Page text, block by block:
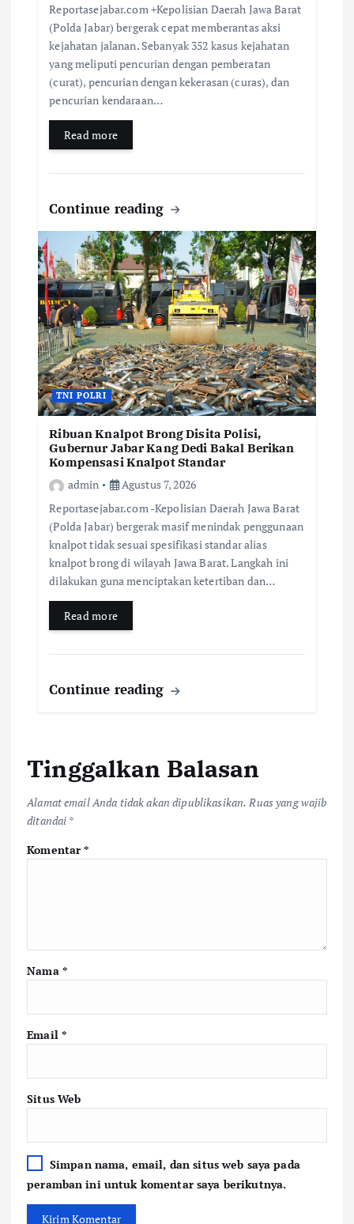
Reportasejabar.com +Kepolisian Daerah Jawa Barat
(Polda Jabar) bergerak cepat memberantas aksi
kejahatan jalanan. Sebanyak 352 kasus kejahatan
yang meliputi pencurian dengan pemberatan
(curat), pencurian dengan kekerasan (curas), dan
pencurian kendaraan…
Read more
Continue reading
TNI POLRI
Ribuan Knalpot Brong Disita Polisi,
Gubernur Jabar Kang Dedi Bakal Berikan
Kompensasi Knalpot Standar
admin
Agustus 7, 2026
Reportasejabar.com -Kepolisian Daerah Jawa Barat
(Polda Jabar) bergerak masif menindak penggunaan
knalpot tidak sesuai spesifikasi standar alias
knalpot brong di wilayah Jawa Barat. Langkah ini
dilakukan guna menciptakan ketertiban dan…
Read more
Continue reading
Tinggalkan Balasan
Alamat email Anda tidak akan dipublikasikan. Ruas yang wajib
ditandai *
Komentar*
Nama *
Email *
Situs Web
Simpan nama, email, dan situs web saya pada
peramban ini untuk komentar saya berikutnya.